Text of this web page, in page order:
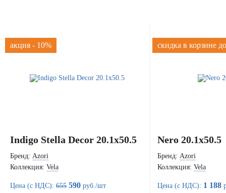
акция - 10%
Indigo Stella Decor 20.1x50.5
Бренд: Azori
Коллекция: Vela
Цена (с НДС): 655 590 руб./шт
скидка в корзине
Nero 20.1x50.5
Бренд: Azori
Коллекция: Vela
Цена (с НДС): 1 188